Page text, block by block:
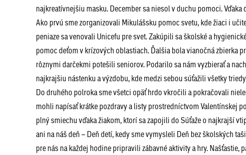
najkreatívnejšiu masku. December sa niesol v duchu pomoci.
Ako prvú sme zorganizovali Mikulášsku pomoc svetu, kde žiaci i
peniaze sa venovali Unicefu pre svet. Zakúpili sa školské a
pomoc deťom v krízových oblastiach. Ďalšia bola vianočná zbierka
rôznymi darčekmi potešili seniorov. Podarilo sa nám vyzbierať a
najkrajšiu nástenku a výzdobu, kde medzi sebou súťažili všetky
Do druhého polroka sme všetci opäť hrdo vkročili a pokračovali
mohli napísať krátke pozdravy a listy prostredníctvom Valentínskej
plný smiechu vďaka žiakom, ktorí sa zapojili do Súťaže o najkrajší
ani na náš deň – Deň detí, kedy sme vymysleli Deň bez školských
pre nás na každej hodine pripravili zábavné aktivity a hry.